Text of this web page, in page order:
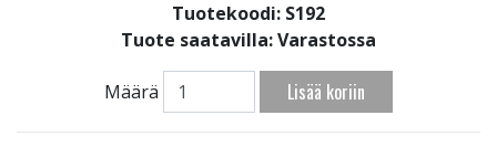
Tuotekoodi: S192
Tuote saatavilla:Varastossa
Määrä Lisää koriin